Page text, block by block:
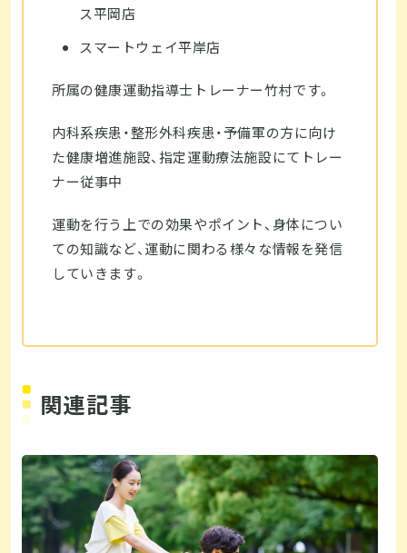
ス平岡店
スマートウェイ平岸店
所属の健康運動指導士トレーナー竹村です。
内科系疾患・整形外科疾患・予備軍の方に向け
た健康増進施設、指定運動療法施設にてトレー
ナー従事中
運動を行う上での効果やポイント、身体につい
ての知識など、運動に関わる様々な情報を発信
していきます。
関連記事